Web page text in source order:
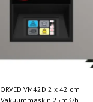
ORVED VM42D 2 x 42 cm
Vakuummaskin 25m3/h